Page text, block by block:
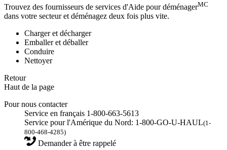
Trouvez des fournisseurs de services d'Aide pour déménagerMC
dans votre secteur et déménagez deux fois plus vite.
Charger et décharger
Emballer et déballer
Conduire
Nettoyer
Retour
Haut de la page
Pour nous contacter
Service en français 1-800-663-5613
Service pour l'Amérique du Nord: 1-800-GO-U-HAUL(1-
800-468-4285)
Demander à être rappelé